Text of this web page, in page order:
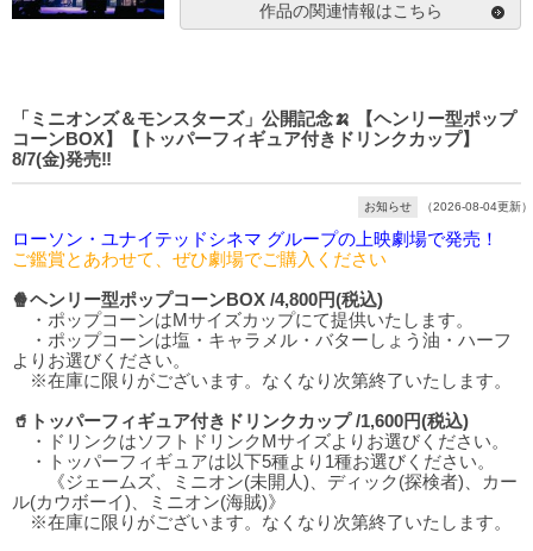
作品の関連情報はこちら
「ミニオンズ＆モンスターズ」公開記念🍌 【ヘンリー型ポップ
コーンBOX】【トッパーフィギュア付きドリンクカップ】
8/7(金)発売‼️
お知らせ （2026-08-04更新）
ローソン・ユナイテッドシネマ グループの上映劇場で発売！
ご鑑賞とあわせて、ぜひ劇場でご購入ください
🍿ヘンリー型ポップコーンBOX /4,800円(税込)
・ポップコーンはMサイズカップにて提供いたします。
・ポップコーンは塩・キャラメル・バターしょう油・ハーフ
よりお選びください。
※在庫に限りがございます。なくなり次第終了いたします。
🥤トッパーフィギュア付きドリンクカップ /1,600円(税込)
・ドリンクはソフトドリンクMサイズよりお選びください。
・トッパーフィギュアは以下5種より1種お選びください。
《ジェームズ、ミニオン(未開人)、ディック(探検者)、カー
ル(カウボーイ)、ミニオン(海賊)》
※在庫に限りがございます。なくなり次第終了いたします。